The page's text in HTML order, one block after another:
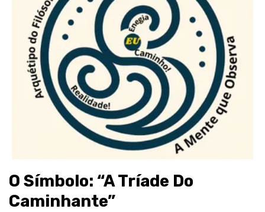
O Símbolo: “A Tríade Do
Caminhante”